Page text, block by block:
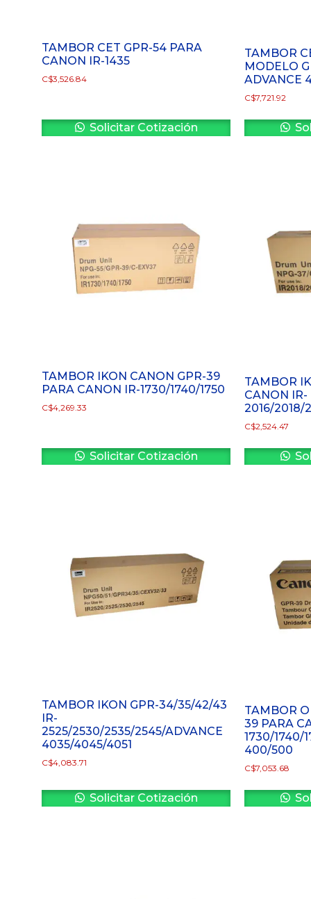
TAMBOR CET GPR-54 PARA
CANON IR-1435
C$3,526.84
Solicitar Cotización
TAMBOR
MODELO
ADVANCE
C$7,721.92
TAMBOR IKON CANON GPR-39
PARA CANON IR-1730/1740/1750
C$4,269.33
Solicitar Cotización
TAMBOR
CANON IR-
2016/
C$2,524.47
TAMBOR IKON GPR-34/35/42/43
IR-
2525/2530/2535/2545/ADVANCE
4035/4045/4051
C$4,083.71
Solicitar Cotización
TAMBOR
39 PARA
1730/1740/
400/500
C$7,053.68